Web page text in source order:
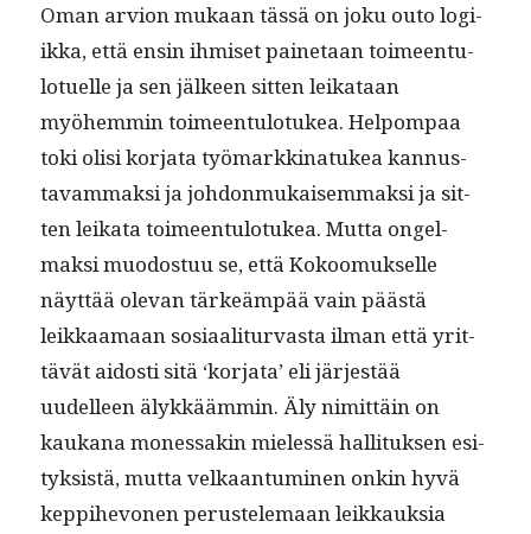
Oman arvion mukaan tässä on joku outo logi­
ik­ka, että ensin ihmiset paine­taan toimeen­tu­
lotuelle ja sen jäl­keen sit­ten leikataan
myöhem­min toimeen­tu­lo­tukea. Helpom­paa
toki olisi kor­ja­ta työ­markki­natukea kan­nus­
tavam­mak­si ja johdon­mukaisem­mak­si ja sit­
ten leika­ta toimeen­tu­lo­tukea. Mut­ta ongel­
mak­si muo­dos­tuu se, että Kokoomuk­selle
näyt­tää ole­van tärkeäm­pää vain päästä
leikkaa­maan sosi­aal­i­tur­vas­ta ilman että yrit­
tävät aidosti sitä ‘kor­ja­ta’ eli jär­jestää
uudelleen älykkääm­min. Äly nimit­täin on
kaukana mon­es­sakin mielessä hal­li­tuk­sen esi­
tyk­sistä, mut­ta velka­an­tu­mi­nen onkin hyvä
kep­pi­hevo­nen perustele­maan leikkauk­sia